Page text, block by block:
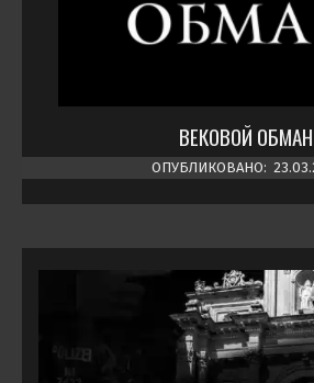
ВЕКОВОЙ ОБМАН
ОПУБЛИКОВАНО: